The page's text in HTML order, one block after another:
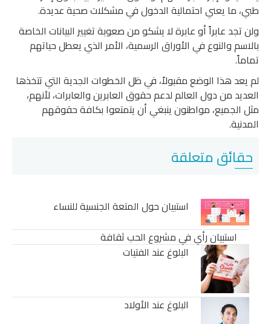
طبي، ما يعني احتمالية الدخول في مشكلات صحية عديدة.
ولن تجد عابراً أو عابرة لا يشكو من صعوبة تغيير البيانات الخاصة
بالاسم والنوع في الأوراق الرسمية، الأمر الذي يعطل حياتهم
تماماً.
لم يعد هذا الوضع مقبولاً، في ظل الخطوات الجدية التي تتخذها
العديد من دول العالم لدعم حقوق العابرين والعابرات، لأنهم،
مثل الجميع، مواطنون ينبغي أن يتمتعوا بكافة حقوقهم
المدنية.
حقائق متعلقة
استبيان حول المتعة الجنسية للنساء
استبيان رأي في مشروع الحب ثقافة
البلوغ عند الفتيات
البلوغ عند الأولاد